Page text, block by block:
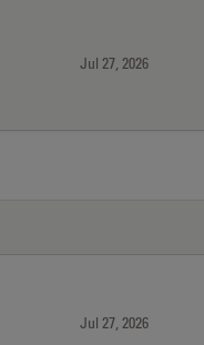
Jul 27, 2026
Jul 27, 2026